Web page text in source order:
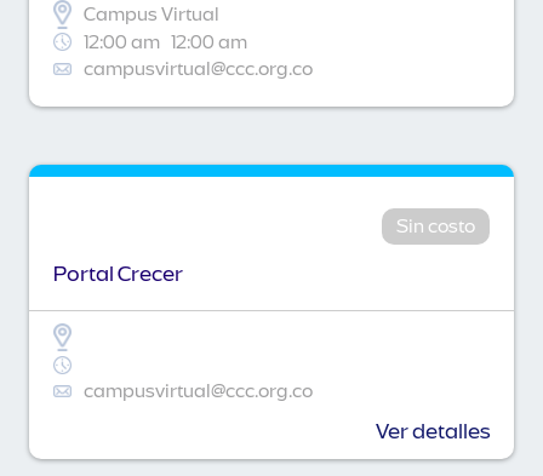
Campus Virtual
12:00 am 12:00 am
campusvirtual@ccc.org.co
Sin costo
Portal Crecer
campusvirtual@ccc.org.co
Ver detalles